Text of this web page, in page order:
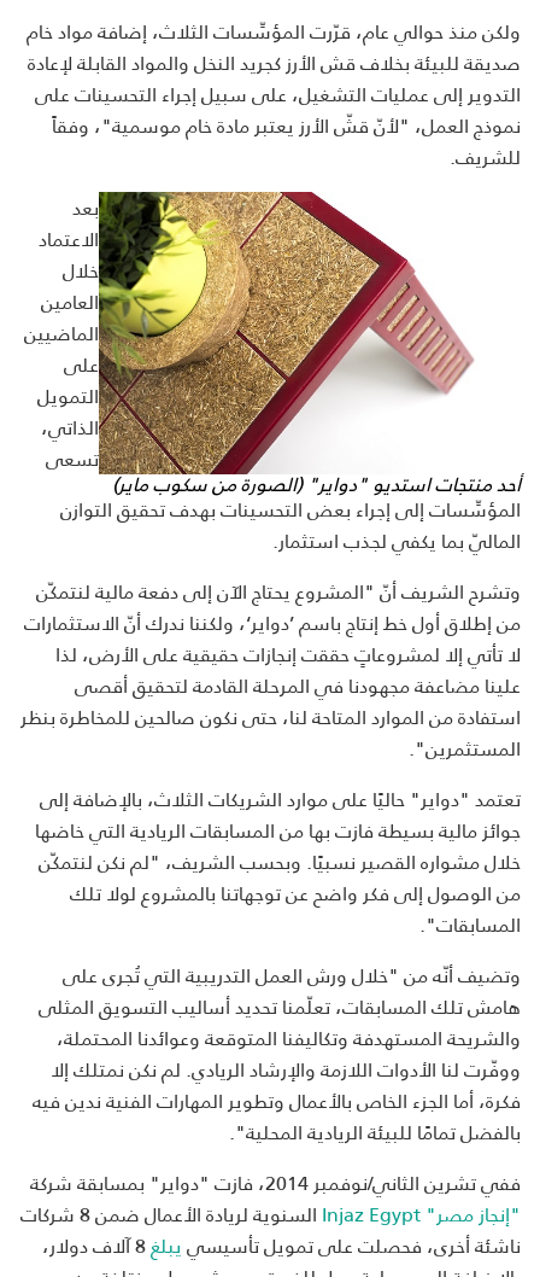
ولكن منذ حوالي عام، قرّرت المؤسِّسات الثلاث، إضافة مواد خام
صديقة للبيئة بخلاف قش الأرز كجريد النخل والمواد القابلة لإعادة
التدوير إلى عمليات التشغيل، على سبيل إجراء التحسينات على
نموذج العمل، "لأنّ قشّ الأرز يعتبر مادة خام موسمية"، وفقاً
للشريف.
أحد منتجات استديو"دواير"
(الصورة من سكوب ماير)
بعد
الاعتماد
خلال
العامين
الماضيين
على
التمويل
الذاتي،
تسعى
المؤسِّسات إلى إجراء بعض التحسينات بهدف تحقيق التوازن
الماليّ بما يكفي لجذب استثمار.
وتشرح الشريف أنّ "المشروع يحتاج الآن إلى دفعة مالية لنتمكّن
من إطلاق أول خط إنتاج باسم ’دواير‘، ولكننا ندرك أنّ الاستثمارات
لا تأتي إلا لمشروعاتٍ حققت إنجازات حقيقية على الأرض، لذا
علينا مضاعفة مجهودنا في المرحلة القادمة لتحقيق أقصى
استفادة من الموارد المتاحة لنا، حتى نكون صالحين للمخاطرة بنظر
المستثمرين".
تعتمد "دواير" حاليًا على موارد الشريكات الثلاث، بالإضافة إلى
جوائز مالية بسيطة فازت بها من المسابقات الريادية التي خاضها
خلال مشواره القصير نسبيًا. وبحسب الشريف، "لم نكن لنتمكّن
من الوصول إلى فكر واضح عن توجهاتنا بالمشروع لولا تلك
المسابقات".
وتضيف أنّه من "خلال ورش العمل التدريبية التي تُجرى على
هامش تلك المسابقات، تعلّمنا تحديد أساليب التسويق المثلى
والشريحة المستهدفة وتكاليفنا المتوقعة وعوائدنا المحتملة،
ووفّرت لنا الأدوات اللازمة والإرشاد الريادي. لم نكن نمتلك إلا
فكرة، أما الجزء الخاص بالأعمال وتطوير المهارات الفنية ندين فيه
بالفضل تمامًا للبيئة الريادية المحلية".
ففي تشرين الثاني/نوفمبر 2014، فازت "دواير" بمسابقة شركة
"إنجاز مصر"Injaz Egypt
السنوية لريادة الأعمال ضمن 8 شركات
ناشئة أخرى، فحصلت على تمويل تأسيسييبلغ 8 آلاف دولار،